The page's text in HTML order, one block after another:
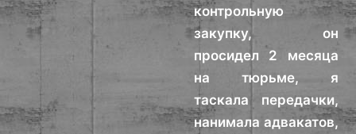
контрольную
закупку, он
просидел 2 месяца
на тюрьме, я
таскала передачки,
нанимала адвакатов,